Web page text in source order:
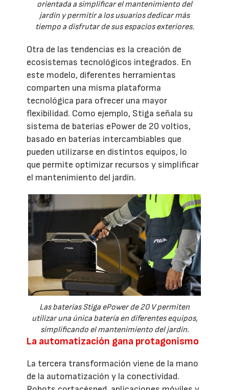
orientada a simplificar el mantenimiento del
jardín y permitir a los usuarios dedicar más
tiempo a disfrutar de sus espacios exteriores.
Otra de las tendencias es la creación de
ecosistemas tecnológicos integrados. En
este modelo, diferentes herramientas
comparten una misma plataforma
tecnológica para ofrecer una mayor
flexibilidad. Como ejemplo, Stiga señala su
sistema de baterías ePower de 20 voltios,
basado en baterías intercambiables que
pueden utilizarse en distintos equipos, lo
que permite optimizar recursos y simplificar
el mantenimiento del jardín.
Las baterías Stiga ePower de 20 V permiten
utilizar una única batería en diferentes equipos,
simplificando el mantenimiento del jardín.
La automatización gana protagonismo
La tercera transformación viene de la mano
de la automatización y la conectividad.